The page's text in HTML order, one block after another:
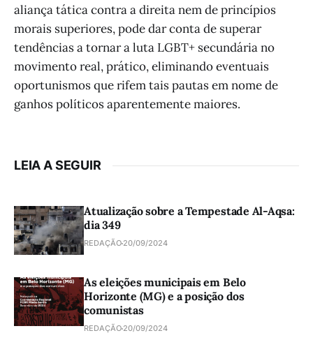
aliança tática contra a direita nem de princípios
morais superiores, pode dar conta de superar
tendências a tornar a luta LGBT+ secundária no
movimento real, prático, eliminando eventuais
oportunismos que rifem tais pautas em nome de
ganhos políticos aparentemente maiores.
LEIA A SEGUIR
Atualização sobre a Tempestade Al-Aqsa:
dia 349
REDAÇÃO 20/09/2024
As eleições municipais em Belo
Horizonte (MG) e a posição dos
comunistas
REDAÇÃO 20/09/2024